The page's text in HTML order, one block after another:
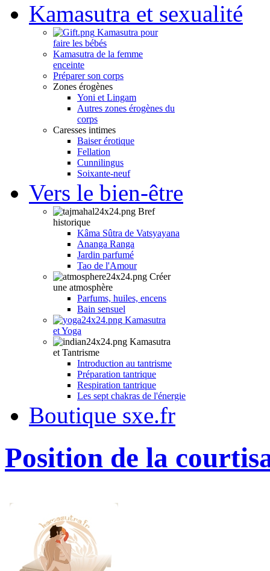
Kamasutra et sexualité
Kamasutra pour
faire les bébés
Kamasutra de la femme
enceinte
Préparer son corps
Zones érogènes
Yoni et Lingam
Autres zones érogènes du
corps
Caresses intimes
Baiser érotique
Fellation
Cunnilingus
Soixante-neuf
Vers le bien-être
Bref
historique
Kâma Sûtra de Vatsyayana
Ananga Ranga
Jardin parfumé
Tao de l'Amour
Créer
une atmosphère
Parfums, huiles, encens
Bain sensuel
Kamasutra
et Yoga
Kamasutra
et Tantrisme
Introduction au tantrisme
Préparation tantrique
Respiration tantrique
Les sept chakras de l'énergie
Boutique sxe.fr
Position de la